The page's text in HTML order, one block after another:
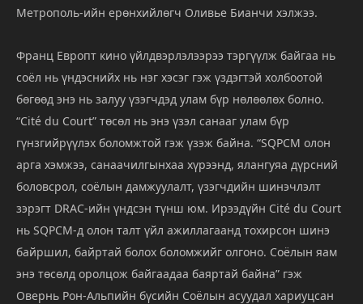
Метрополь-ийн ерөнхийлөгч Оливье Бианчи хэлжээ.
Франц Европт кино үйлдвэрлэлээрээ тэргүүлж байгаа нь
соёл нь үндэснийх нь нэг хэсэг гэж үздэгтэй холбоотой
бөгөөд энэ нь залуу үзэгчдэд улам бүр нөлөөлөх болно.
“Cité du Court” төсөл нь энэ үзэл санааг улам бүр
гүнзгийрүүлэх боломжтой гэж үзэж байна. “SQPCM олон
арга хэмжээ, санаачилгынхаа хүрээнд, ялангуяа дүрсний
боловсрол, соёлын дамжуулалт, үзэгчдийн шинэчлэлт
зэрэгт DRAC-ийн үндсэн түнш юм. Ирээдүйн Cité du Court
нь SQPCM-д олон талт үйл ажиллагаанд тохирсон шинэ
байршил, байртай болох боломжийг олгоно. Соёлын яам
энэ төсөлд оролцож байгаадаа баяртай байна” гэж
Овернь Рон-Альпийн бүсийн Соёлын асуудал хариуцсан